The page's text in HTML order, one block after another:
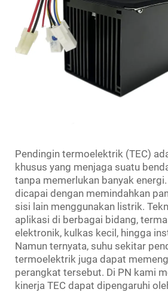
Pendingin termoelektrik (TEC)
khusus yang menjaga suatu
tanpa memerlukan banyak
dicapai dengan memindahkan
sisi lain menggunakan listrik.
aplikasi di berbagai bidang,
elektronik, kulkas kecil, hingga
Namun ternyata, suhu sekitar
termoelektrik juga dapat
perangkat tersebut. Di PN kami
kinerja TEC dapat dipengaruhi